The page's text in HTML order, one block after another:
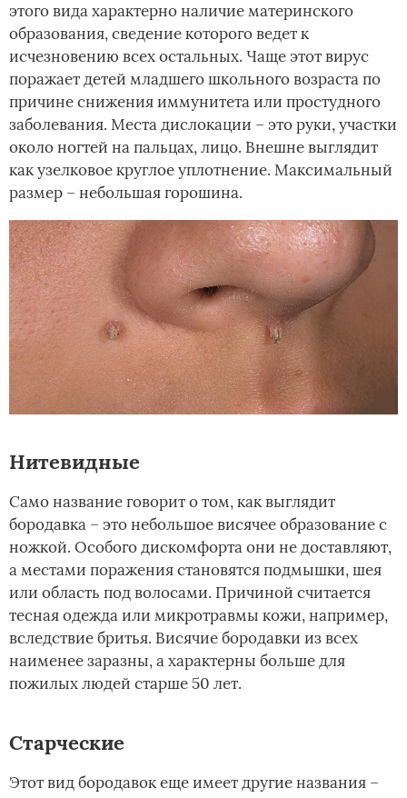
этого вида характерно наличие материнского
образования, сведение которого ведет к
исчезновению всех остальных. Чаще этот вирус
поражает детей младшего школьного возраста по
причине снижения иммунитета или простудного
заболевания. Места дислокации – это руки, участки
около ногтей на пальцах, лицо. Внешне выглядит
как узелковое круглое уплотнение. Максимальный
размер – небольшая горошина.
Нитевидные
Само название говорит о том, как выглядит
бородавка – это небольшое висячее образование с
ножкой. Особого дискомфорта они не доставляют,
а местами поражения становятся подмышки, шея
или область под волосами. Причиной считается
тесная одежда или микротравмы кожи, например,
вследствие бритья. Висячие бородавки из всех
наименее заразны, а характерны больше для
пожилых людей старше 50 лет.
Старческие
Этот вид бородавок еще имеет другие названия –